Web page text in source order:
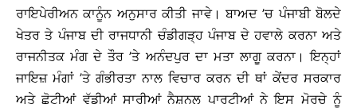
ਰਾਇਪੇਰੀਅਨ ਕਾਨੂੰਨ ਅਨੁਸਾਰ ਕੀਤੀ ਜਾਵੇ। ਬਾਅਦ ’ਚ ਪੰਜਾਬੀ ਬੋਲਦੇ
ਖੇਤਰ ਤੇ ਪੰਜਾਬ ਦੀ ਰਾਜਧਾਨੀ ਚੰਡੀਗੜ੍ਹ ਪੰਜਾਬ ਦੇ ਹਵਾਲੇ ਕਰਨਾ ਅਤੇ
ਰਾਜਨੀਤਕ ਮੰਗ ਦੇ ਤੌਰ ’ਤੇ ਅਨੰਦਪੁਰ ਦਾ ਮਤਾ ਲਾਗੂ ਕਰਨਾ। ਇਨ੍ਹਾਂ
ਜਾਇਜ਼ ਮੰਗਾਂ ’ਤੇ ਗੰਭੀਰਤਾ ਨਾਲ ਵਿਚਾਰ ਕਰਨ ਦੀ ਥਾਂ ਕੇਂਦਰ ਸਰਕਾਰ
ਅਤੇ ਛੋਟੀਆਂ ਵੱਡੀਆਂ ਸਾਰੀਆਂ ਨੈਸ਼ਨਲ ਪਾਰਟੀਆਂ ਨੇ ਇਸ ਮੋਰਚੇ ਨੂੰ